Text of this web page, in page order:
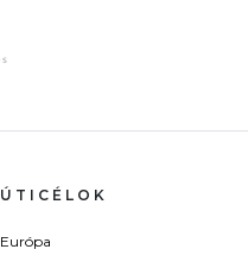
ÚTICÉLOK
Európa